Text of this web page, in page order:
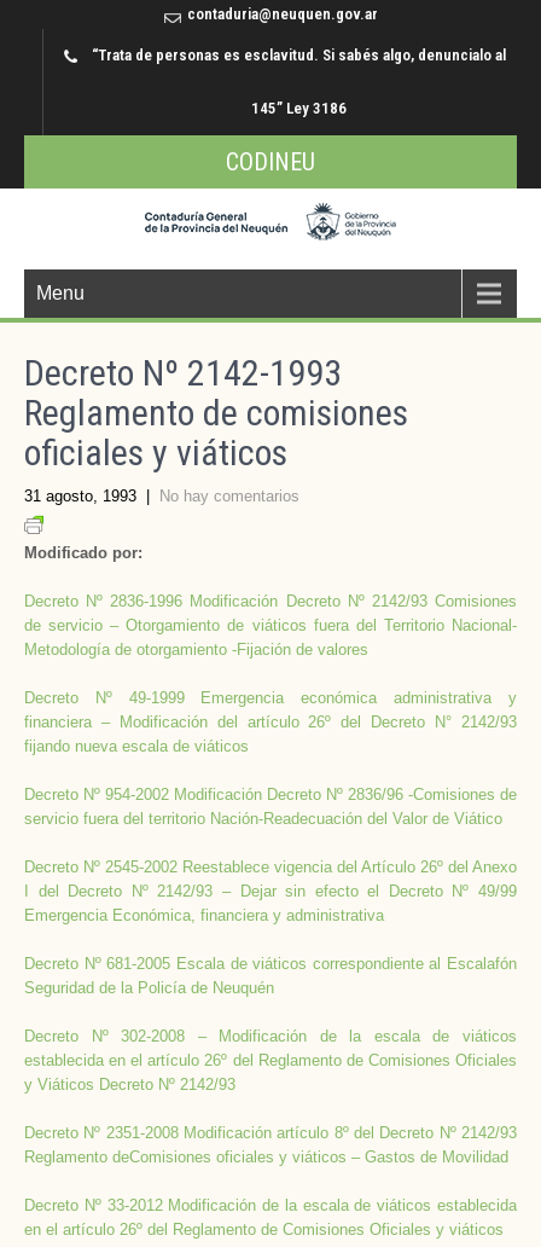
contaduria@neuquen.gov.ar
“Trata de personas es esclavitud. Si sabés algo, denuncialo al
145” Ley 3186
CODINEU
Menu
Decreto Nº 2142-1993
Reglamento de comisiones
oficiales y viáticos
31 agosto, 1993 No hay comentarios
Modificado por:
Decreto Nº 2836-1996 Modificación Decreto Nº 2142/93 Comisiones
de servicio – Otorgamiento de viáticos fuera del Territorio Nacional-
Metodología de otorgamiento -Fijación de valores
Decreto Nº 49-1999 Emergencia económica administrativa y
financiera – Modificación del artículo 26º del Decreto N° 2142/93
fijando nueva escala de viáticos
Decreto Nº 954-2002 Modificación Decreto Nº 2836/96 -Comisiones de
servicio fuera del territorio Nación-Readecuación del Valor de Viático
Decreto Nº 2545-2002 Reestablece vigencia del Artículo 26º del Anexo
I del Decreto Nº 2142/93 – Dejar sin efecto el Decreto Nº 49/99
Emergencia Económica, financiera y administrativa
Decreto Nº 681-2005 Escala de viáticos correspondiente al Escalafón
Seguridad de la Policía de Neuquén
Decreto Nº 302-2008 – Modificación de la escala de viáticos
establecida en el artículo 26º del Reglamento de Comisiones Oficiales
y Viáticos Decreto Nº 2142/93
Decreto Nº 2351-2008 Modificación artículo 8º del Decreto Nº 2142/93
Reglamento deComisiones oficiales y viáticos – Gastos de Movilidad
Decreto Nº 33-2012 Modificación de la escala de viáticos establecida
en el artículo 26º del Reglamento de Comisiones Oficiales y viáticos